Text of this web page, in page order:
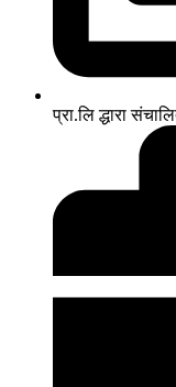
प्रा.लि द्धारा